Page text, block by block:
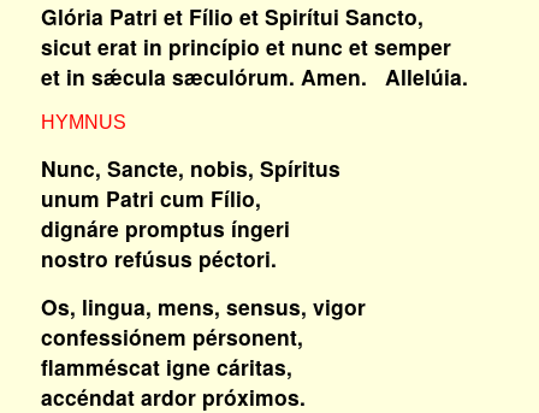
Glória Patri et Fílio et Spirítui Sancto,
sicut erat in princípio et nunc et semper
et in sǽcula sæculórum. Amen. Allelúia.
HYMNUS
Nunc, Sancte, nobis, Spíritus
unum Patri cum Fílio,
dignáre promptus íngeri
nostro refúsus péctori.
Os, lingua, mens, sensus, vigor
confessiónem pérsonent,
flamméscat igne cáritas,
accéndat ardor próximos.